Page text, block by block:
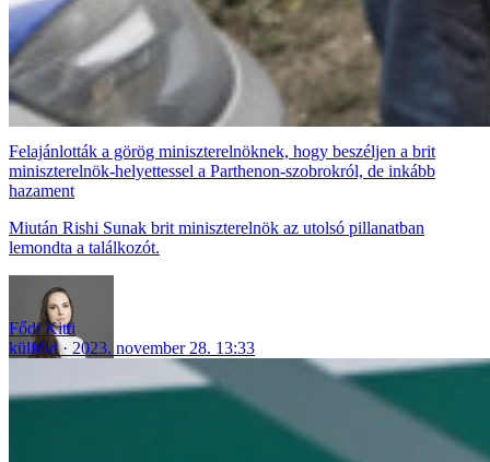
Felajánlották a görög miniszterelnöknek, hogy beszéljen a brit
miniszterelnök-helyettessel a Parthenon-szobrokról, de inkább
hazament
Miután Rishi Sunak brit miniszterelnök az utolsó pillanatban
lemondta a találkozót.
Fődi Kitti
külföld
2023. november 28. 13:33